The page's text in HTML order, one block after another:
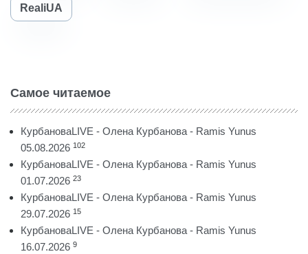
RealiUA
Самое читаемое
КурбановаLIVE - Олена Курбанова - Ramis Yunus
05.08.2026 102
КурбановаLIVE - Олена Курбанова - Ramis Yunus
01.07.2026 23
КурбановаLIVE - Олена Курбанова - Ramis Yunus
29.07.2026 15
КурбановаLIVE - Олена Курбанова - Ramis Yunus
16.07.2026 9